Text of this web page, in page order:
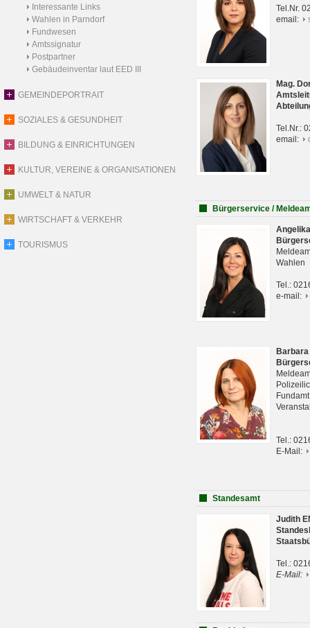
Interessante Links
Wahlen in Parndorf
Fundwesen
Amtssignatur
Postpartner
Gebäudeinventar laut EED III
GEMEINDEPORTRAIT
SOZIALES & GESUNDHEIT
BILDUNG & EINRICHTUNGEN
KULTUR, VEREINE & ORGANISATIONEN
UMWELT & NATUR
WIRTSCHAFT & VERKEHR
TOURISMUS
Tel.Nr.
email:
Mag.
Tel.Nr.:
email:
Bürgerservice /
Wahlen
Tel.:
e-mail:
Tel.:
E-Mail:
Standesamt
Judith
Tel.:
E-Mail: